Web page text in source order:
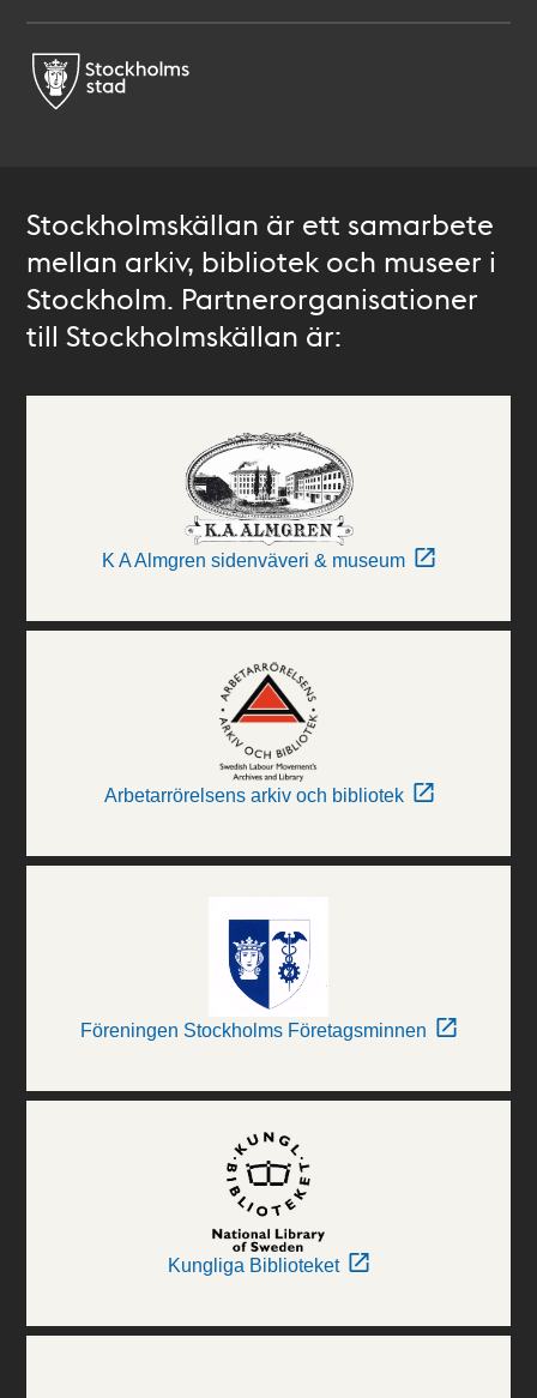
Stockholmskällan är ett samarbete
mellan arkiv, bibliotek och museer i
Stockholm. Partnerorganisationer
till Stockholmskällan är:
K A Almgren sidenväveri & museum
Arbetarrörelsens arkiv och bibliotek
Föreningen Stockholms Företagsminnen
Kungliga Biblioteket